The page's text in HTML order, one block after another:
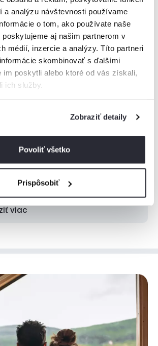
a analýzu návštevnosti používame
o tom, ako používate naše
aj našim partnerom v
médií, inzercie a analýzy. Títo partneri
skombinovať s ďalšími
im poskytli alebo ktoré od vás získali,
ich služby.
Zobraziť detaily
Povoliť všetko
Prispôsobiť
Tatry
Fatra
viac